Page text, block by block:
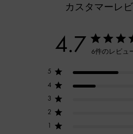
カスタマーレ
4.7 6件のレビュ
5
4
3
2
1